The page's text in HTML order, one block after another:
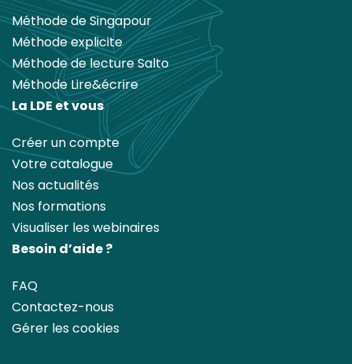
Méthode de Singapour
Méthode explicite
Méthode de lecture Salto
Méthode Lire&écrire
La LDE et vous
Créer un compte
Votre catalogue
Nos actualités
Nos formations
Visualiser les webinaires
Besoin d’aide ?
FAQ
Contactez-nous
Gérer les cookies